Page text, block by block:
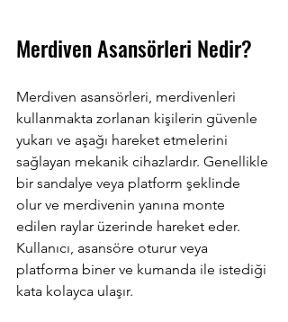
Merdiven Asansörleri Nedir?
Merdiven asansörleri, merdivenleri
kullanmakta zorlanan kişilerin güvenle
yukarı ve aşağı hareket etmelerini
sağlayan mekanik cihazlardır. Genellikle
bir sandalye veya platform şeklinde
olur ve merdivenin yanına monte
edilen raylar üzerinde hareket eder.
Kullanıcı, asansöre oturur veya
platforma biner ve kumanda ile istediği
kata kolayca ulaşır.